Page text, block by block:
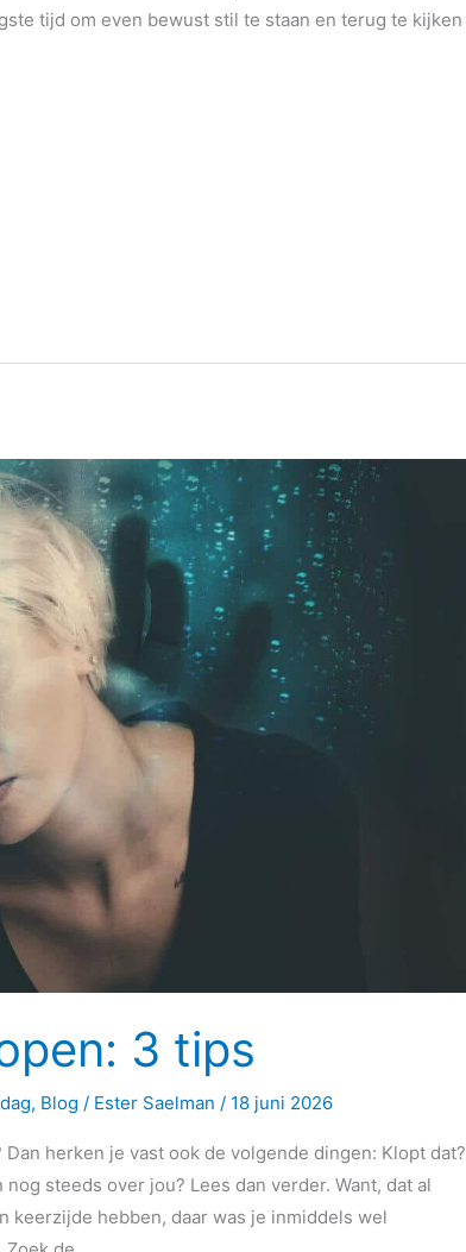
tijd om even bewust stil te staan en terug te kijken
3 tips
, Blog / Ester Saelman/ 18 juni 2026
herken je vast ook de volgende dingen: Klopt dat?
steeds over jou? Lees dan verder. Want, dat al
keerzijde hebben, daar was je inmiddels wel